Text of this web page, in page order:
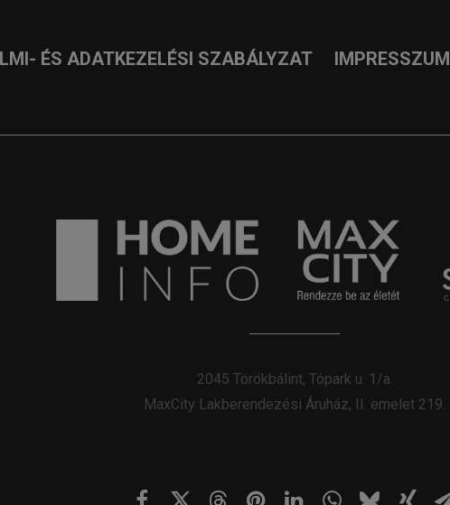
ÉS ADATKEZELÉSI SZABÁLYZAT IMPRESSZUM
2045 Törökbálint, Tópark u. 1/a.
MaxCity Lakberendezési Áruház, II. emelet 219.